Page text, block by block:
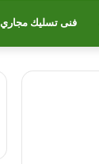
فنى تسليك مجاري